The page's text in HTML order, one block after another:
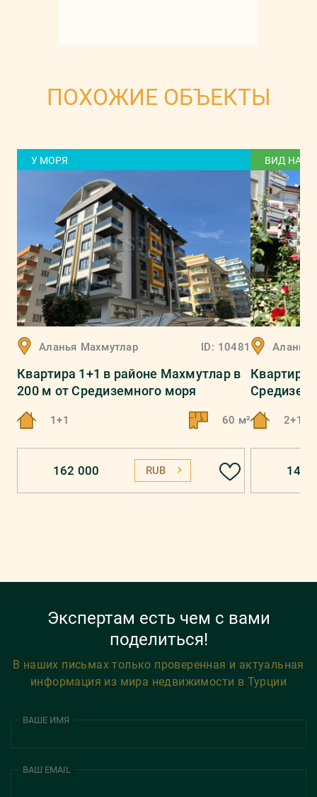
ПОХОЖИЕ ОБЪЕКТЫ
У МОРЯ
Аланья Махмутлар ID: 10481
Квартира 1+1 в районе Махмутлар в
200 м от Средиземного моря
1+1 60 м²
162 000 RUB
ВИД НА
Аланья
Квартира
2+1
148
Экспертам есть чем с вами
поделиться!
В наших письмах только проверенная и актуальная
информация из мира недвижимости в Турции
ВАШЕ ИМЯ
ВАШ EMAIL